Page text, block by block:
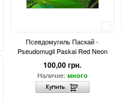
Псевдомугиль Паскай -
Pseudomugil Paskai Red Neon
100,00 грн.
Наличие: много